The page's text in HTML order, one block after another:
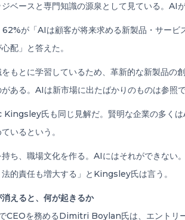
ベースと専門知識の源泉として見ている。
が「AIは顧客が将来求める新製品・サー
配」と答えた。
もとに学習しているため、革新的な新製品
ある。AIは新市場に出たばかりのものは参照
氏も同じ見解だ。賢明な企業の多く
いるという。
持ち、職場文化を作る。AIにはそれができな
的責任も増大する」とKingsley氏は言う。
えると、何が起きるか
を務めるDimitri Boylan氏は、エントリー